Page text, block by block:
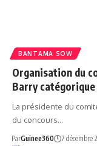
BANTAMA SOW
Organisation du
Barry catégorique
La présidente du
du concours…
ParGuinee360 7 décembre